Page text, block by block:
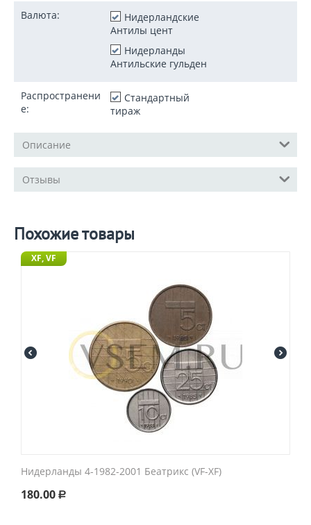
Валюта:
Нидерландские
Антилы цент
Нидерланды
Антильские гульден
Распространени
е:
Стандартный
тираж
Описание
Отзывы
Похожие товары
XF, VF
Нидерланды 4-1982-2001 Беатрикс (VF-XF)
180.00 Р